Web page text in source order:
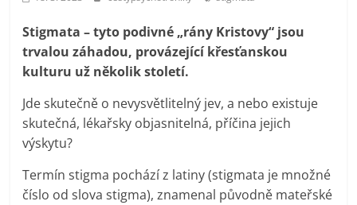
Stigmata – tyto podivné „rány Kristovy“ jsou
trvalou záhadou, provázející křesťanskou
kulturu už několik století.
Jde skutečně o nevysvětlitelný jev, a nebo existuje
skutečná, lékařsky objasnitelná, příčina jejich
výskytu?
Termín stigma pochází z latiny (stigmata je množné
číslo od slova stigma), znamenal původně mateřské